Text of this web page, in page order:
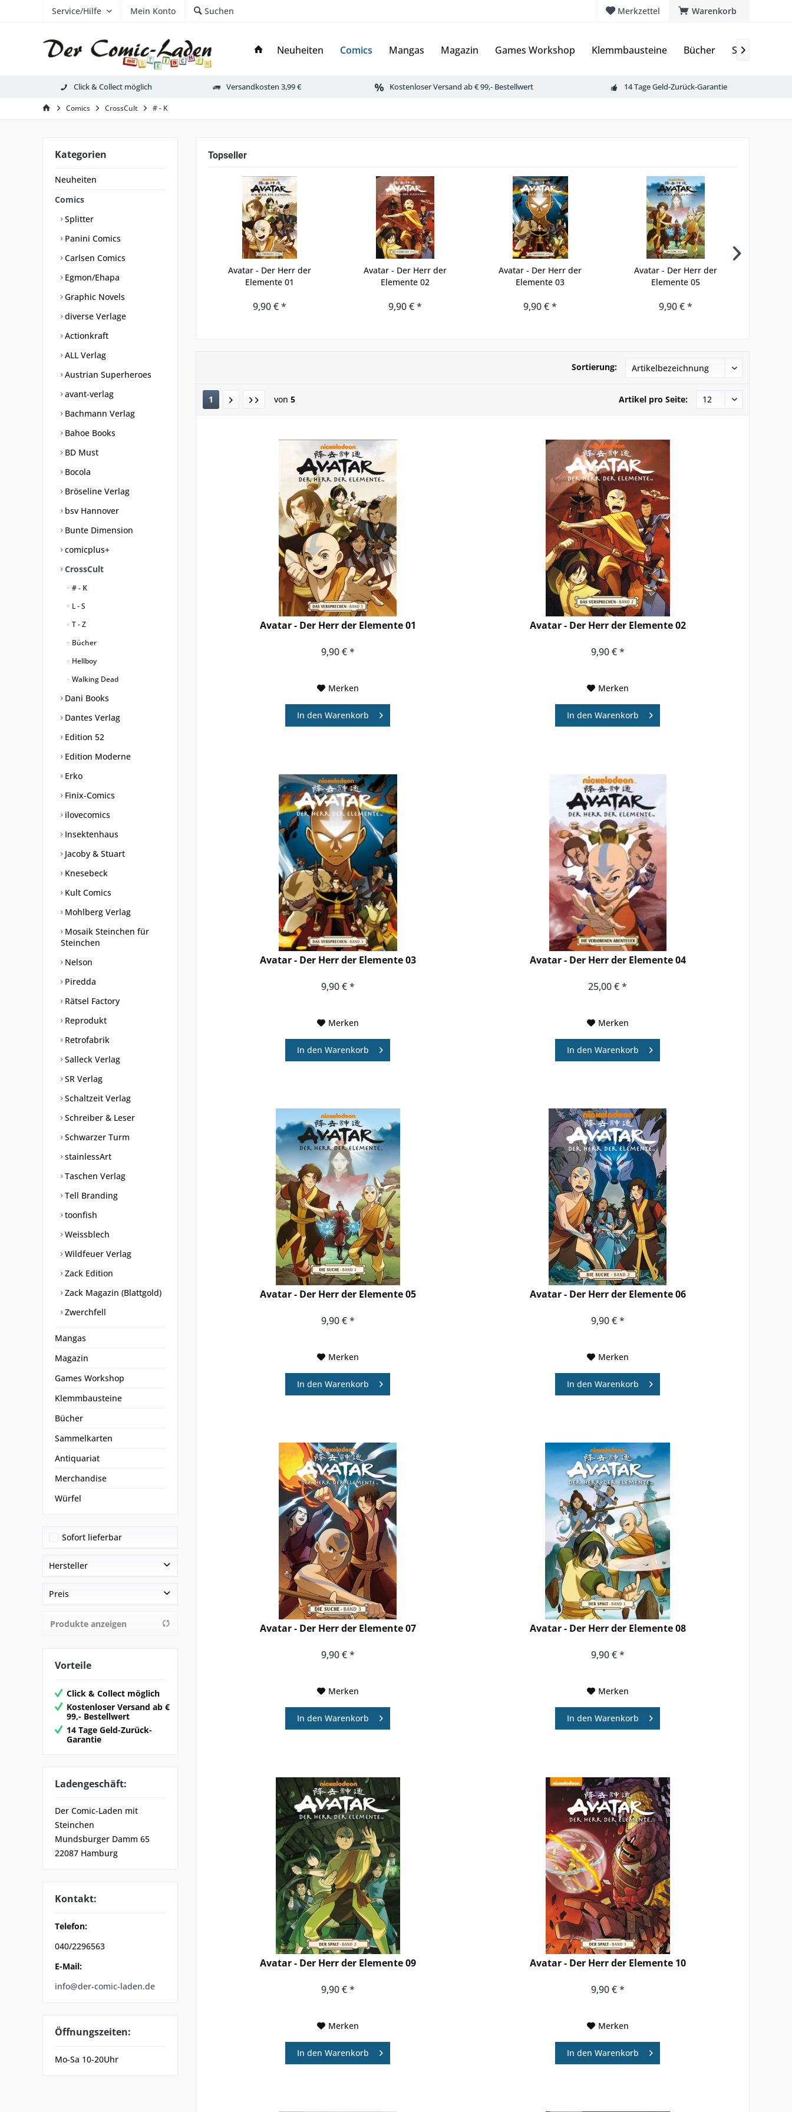
Warenkorb
Merkzettel
Service/Hilfe Mein Konto Suchen
Neuheiten Comics Mangas Magazin Games Workshop Klemmbausteine Bücher 
Click & Collect möglich Versandkosten 3,99 € Kostenloser Versand ab € 99,- Bestellwert 14 Tage Geld-Zurück-Garantie
Comics CrossCult # - K
Kategorien
Neuheiten
Comics
Splitter
Panini Comics
Carlsen Comics
Egmon/Ehapa
Graphic Novels
diverse Verlage
Actionkraft
ALL Verlag
Austrian Superheroes
avant-verlag
Bachmann Verlag
Bahoe Books
BD Must
Bocola
Bröseline Verlag
bsv Hannover
Bunte Dimension
comicplus+
CrossCult
# - K
L - S
T - Z
Bücher
Hellboy
Walking Dead
Dani Books
Dantes Verlag
Edition 52
Edition Moderne
Erko
Finix-Comics
ilovecomics
Insektenhaus
Jacoby & Stuart
Knesebeck
Kult Comics
Mohlberg Verlag
Mosaik Steinchen für
Steinchen
Nelson
Piredda
Rätsel Factory
Reprodukt
Retrofabrik
Salleck Verlag
SR Verlag
Schaltzeit Verlag
Schreiber & Leser
Schwarzer Turm
stainlessArt
Taschen Verlag
Tell Branding
toonfish
Weissblech
Wildfeuer Verlag
Zack Edition
Zack Magazin (Blattgold)
Zwerchfell
Mangas
Magazin
Games Workshop
Klemmbausteine
Bücher
Sammelkarten
Antiquariat
Merchandise
Würfel
Sofort lieferbar
Hersteller
Cross Cult
Preis
bis
Produkte anzeigen
Vorteile
Click & Collect möglich
Kostenloser Versand ab €
99,- Bestellwert
14 Tage Geld-Zurück-
Garantie
Ladengeschäft:
Der Comic-Laden mit
Steinchen
Mundsburger Damm 65
22087 Hamburg
Kontakt:
Telefon:
040/2296563
E-Mail:
info@der-comic-laden.de
Öffnungszeiten:
Mo-Sa 10-20Uhr
Topseller
Avatar - Der Herr der
Elemente 01
9,90 € *
Avatar - Der Herr der
Elemente 02
9,90 € *
Avatar - Der Herr der
Elemente 03
9,90 € *
Avatar - Der Herr der
Elemente 05
9,90 € *
Sortierung:
1 von 5 Artikel pro Seite:
Avatar - Der Herr der Elemente 01
9,90 € *
Merken
In den Warenkorb
Avatar - Der Herr der Elemente 02
9,90 € *
Merken
In den Warenkorb
Avatar - Der Herr der Elemente 03
9,90 € *
Merken
In den Warenkorb
Avatar - Der Herr der Elemente 04
25,00 € *
Merken
In den Warenkorb
Avatar - Der Herr der Elemente 05
9,90 € *
Merken
In den Warenkorb
Avatar - Der Herr der Elemente 06
9,90 € *
Merken
In den Warenkorb
Avatar - Der Herr der Elemente 07
9,90 € *
Merken
In den Warenkorb
Avatar - Der Herr der Elemente 08
9,90 € *
Merken
In den Warenkorb
Avatar - Der Herr der Elemente 09
9,90 € *
Merken
In den Warenkorb
Avatar - Der Herr der Elemente 10
9,90 € *
Merken
In den Warenkorb